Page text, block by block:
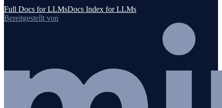
Full Docs for LLMsDocs Index for LLMs
Bereitgestellt von